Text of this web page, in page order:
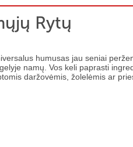
Rytų
humusas jau seniai
namų. Vos keli paprasti
daržovėmis, žolelėmis ar